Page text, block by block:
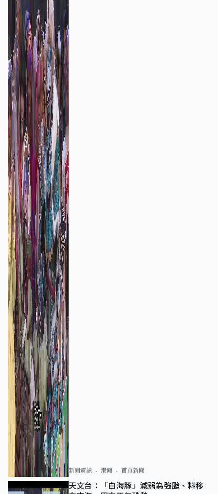
新聞資訊 港聞 首頁新聞
天文台：「白海豚」減弱為強颱、料移